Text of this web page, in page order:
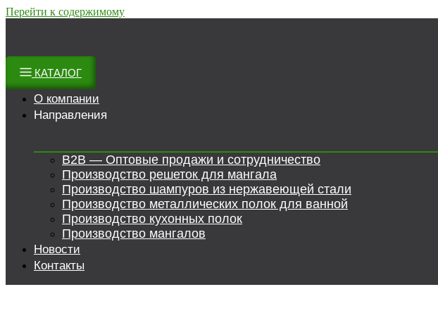
Перейти к содержимому
КАТАЛОГ
О компании
Направления
B2B — Оптовые продажи и сотрудничество
Производство решеток для мангала
Производство шампуров из нержавеющей стали
Производство металлических полок для ванной
Производство кухонных полок
Производство мангалов
Новости
Контакты